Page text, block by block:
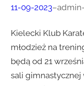
11-09-2023–admin
Kielecki Klub
młodzież na
będą od 21
sali